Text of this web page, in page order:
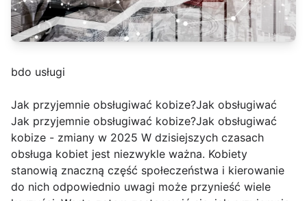
bdo usługi
Jak przyjemnie obsługiwać kobize?Jak obsługiwać
Jak przyjemnie obsługiwać kobize?Jak obsługiwać
kobize - zmiany w 2025 W dzisiejszych czasach
obsługa kobiet jest niezwykle ważna. Kobiety
stanowią znaczną część społeczeństwa i kierowanie
do nich odpowiednio uwagi może przynieść wiele